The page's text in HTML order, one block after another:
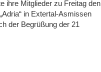
ihre Mitglieder zu Freitag den
in Extertal-Asmissen
der Begrüßung der 21